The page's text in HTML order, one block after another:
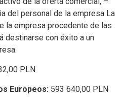
del personal de la empresa La
la empresa procedente de las
destinarse con éxito a un
PLN
Europeos: 593 640,00 PLN